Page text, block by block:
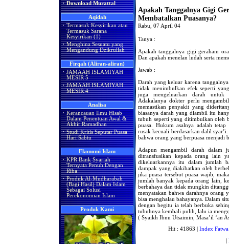
· Download Murattal
Aqidah
· Termasuk Kesyirikan atau
Termasuk Sarana
Kesyirikan (1)
· Menghina Sesuatu yang
Mengandung Dzikrullah
Firqah (Aliran-aliran)
· JAMAAH ISLAMIYAH
MESIR 5
· JAMAAH ISLAMIYAH
MESIR 4
Analisa
· Kerancauan Ilmu Hisab
Dalam Penentuan Awal &
Akhir Ramadhan
· Studi Kritis Seputar Puasa
Hari Sabtu
Ekonomi Islam
· KPR Bank Syariah
Ternyata Penuh Dengan
Riba
· Produk Al-Mudharabah
(Bagi Hasil) Dalam Islam
Sebagai Solusi
Perekonomian Islam
Produk Kami
Apakah Tanggalnya Gigi
Membatalkan Puasanya?
Rabu, 07 April 04
Tanya :
Apakah tanggalnya gigi geraham
Dan apakah menelan ludah serta
Jawab :
Darah yang keluar karena
tidak menimbulkan efek seperti
juga mengeluarkan darah untuk
Adakalanya dokter perlu
memastikan penyakit yang
biasanya darah yang diambil itu
tubuh seperti yang ditimbulkan oleh
puasa. Hukum asalnya adalah
rusak kecuali berdasarkan dalil
bahwa orang yang berpuasa menjadi
Adapun mengambil darah dalam
ditransfusikan kepada orang lain
dikeluarkannya itu dalam jumlah
dampak yang diakibatkan oleh
jika puasa tersebut puasa wajib,
jumlah banyak kepada orang lain,
berbahaya dan tidak mungkin
menyatakan bahwa darahnya orang
bisa menghalau bahayanya. Dalam
dengan begitu ia telah berbuka
tubuhnya kembali pulih, lalu ia
( Syaikh Ibnu Utsaimin, Masa’il ‘an
Hit : 41863 | Index Fatwa
|